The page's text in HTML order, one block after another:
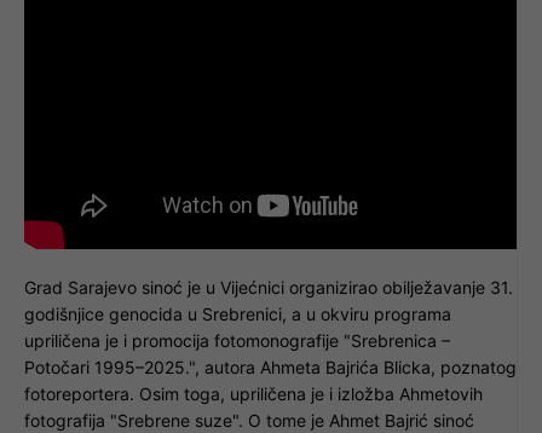
Grad Sarajevo sinoć je u Vijećnici organizirao obilježavanje 31.
godišnjice genocida u Srebrenici, a u okviru programa
upriličena je i promocija fotomonografije "Srebrenica –
Potočari 1995–2025.", autora Ahmeta Bajrića Blicka, poznatog
fotoreportera. Osim toga, upriličena je i izložba Ahmetovih
fotografija "Srebrene suze". O tome je Ahmet Bajrić sinoć